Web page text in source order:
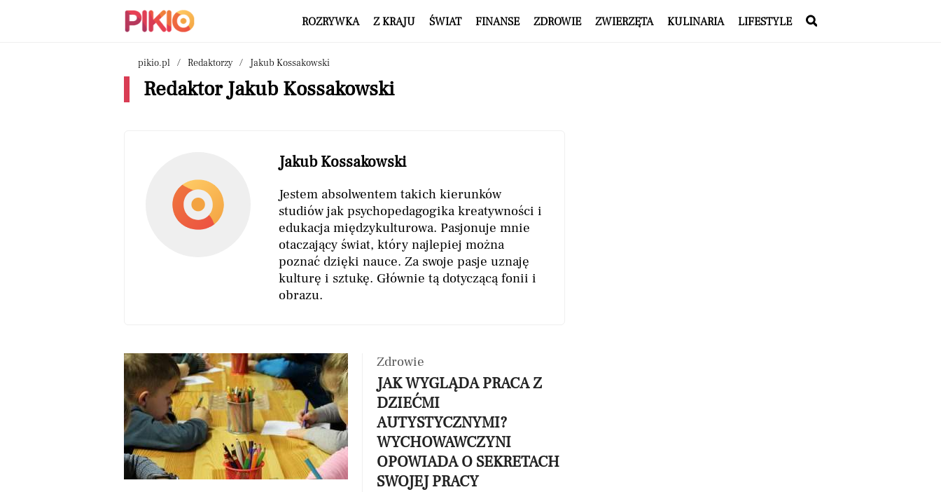
ROZRYWKA Z KRAJU ŚWIAT FINANSE ZDROWIE ZWIERZĘTA KULINARIA LIFESTYLE
pikio.pl Redaktorzy Jakub Kossakowski
Redaktor Jakub Kossakowski
Jakub Kossakowski
Jestem absolwentem takich kierunków
studiów jak psychopedagogika kreatywności i
edukacja międzykulturowa. Pasjonuje mnie
otaczający świat, który najlepiej można
poznać dzięki nauce. Za swoje pasje uznaję
kulturę i sztukę. Głównie tą dotyczącą fonii i
obrazu.
Zdrowie
JAK WYGLĄDA PRACA Z
DZIEĆMI
AUTYSTYCZNYMI?
WYCHOWAWCZYNI
OPOWIADA O SEKRETACH
SWOJEJ PRACY